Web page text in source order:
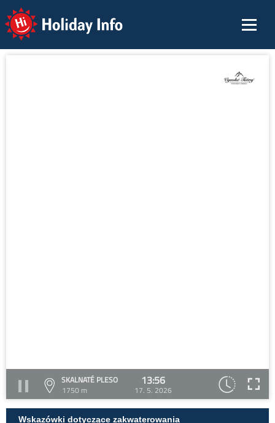
Holiday Info
SKALNATÉ PLESO
1750 m
13:56
17. 5. 2026
Wskazówki dotyczące zakwaterowania